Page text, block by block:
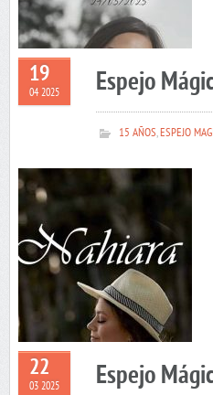
19
04 2025 Espejo
15 AÑOS,ESPEJO
22
03 2025 Espejo